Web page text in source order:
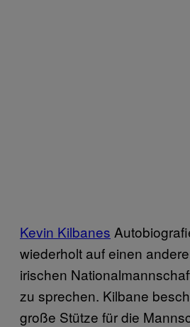
Kevin Kilbanes
wiederholt auf einen
irischen
zu sprechen. Kilbane
große Stütze für die